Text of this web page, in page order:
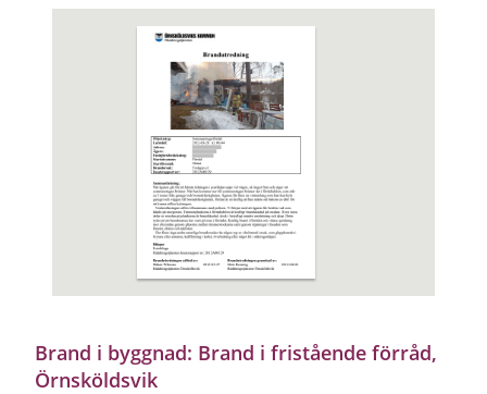
Brand i byggnad: Brand i fristående förråd,
Örnsköldsvik